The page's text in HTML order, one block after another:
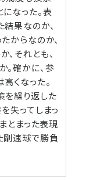
なった。表
果なのか、
からなのか、
それとも、
確かに、参
くなった。
を繰り返した
失ってしまっ
とまった表現
剛速球で勝負